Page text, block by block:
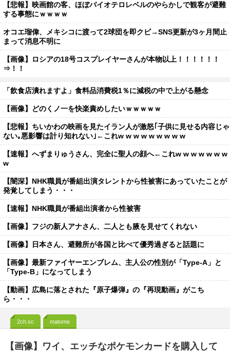
【悲報】映画館の客、ほぼバイオテロレベルのやらかしで観客が避難
する事態にｗｗｗｗ
オコエ瑠偉、メキシコに渡って2球団を即クビ→SNS更新が3ヶ月間止
まって消息不明に
【画像】ロシアの18号コスプレイヤーさんが本物以上！！！！！！
⇒！！
「飲食店潰れますよ」食料品消費税1％に減税の中で上がる懸念
【画像】どのくノ一を快楽責めしたいｗｗｗｗｗ
【悲報】ちいかわの映画を見たイラン人が激怒｢子供に見せる内容じゃ
ない｡悪影響は計り知れない｣←これw w w w w w w w w
【速報】へずまりゅうさん、完全に聖人の顔へ←これw w w w w w w
w
【闇深】NHK職員が番組出演タレントから性被害にあっていたことが
発覚してしまう・・・
【速報】NHK職員が番組出演者から性被害
【画像】フジの新人アナさん、二人とも腋を見せてくれない
【画像】日本さん、避難所が各国と比べて優秀過ぎると話題に
【画像】最新ファイヤーエンブレム、主人公の性別が「Type-A」と
「Type-B」になってしまう
【動画】広島に落とされた『原子爆弾』の『再現動画』がこち
ら・・・
2ch.sc matome
【画像】ワイ、エッチなポケモンカードを購入して